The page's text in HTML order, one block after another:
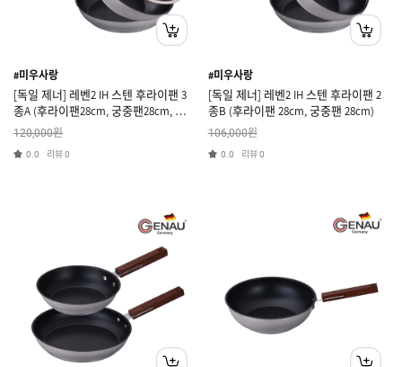
#미우사랑
[독일 제너] 레벤2 IH 스텐 후라이팬 3
종A (후라이팬28cm, 궁중팬28cm, 유
리뚜껑28cm)
120,000원
0.0 리뷰0
#미우사랑
[독일 제너] 레벤2 IH 스텐 후라이팬 2
종B (후라이팬 28cm, 궁중팬 28cm)
106,000원
0.0 리뷰0